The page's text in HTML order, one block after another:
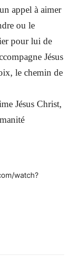
appel à aimer
ou le
pour lui de
Jésus
le chemin de
Jésus Christ,
watch?